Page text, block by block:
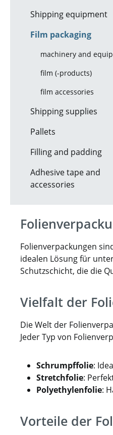
Shipping equipment
Film packaging
machinery and
film (-products)
film accessories
Shipping supplies
Pallets
Filling and padding
Adhesive tape and
accessories
Folienverpackungen
idealen Lösung für
Schutzschicht, die die
Vielfalt der
Die Welt der
Jeder Typ von
Schrumpffolie:
Stretchfolie:
Polyethylenfolie:
Vorteile der